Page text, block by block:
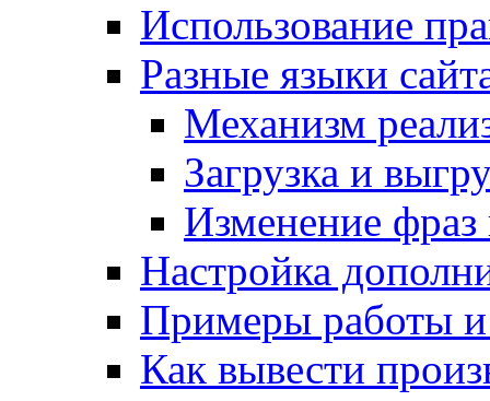
Использование
Разные языки
Механизм
Загрузка и
Изменение
Настройка
Примеры работы
Как вывести